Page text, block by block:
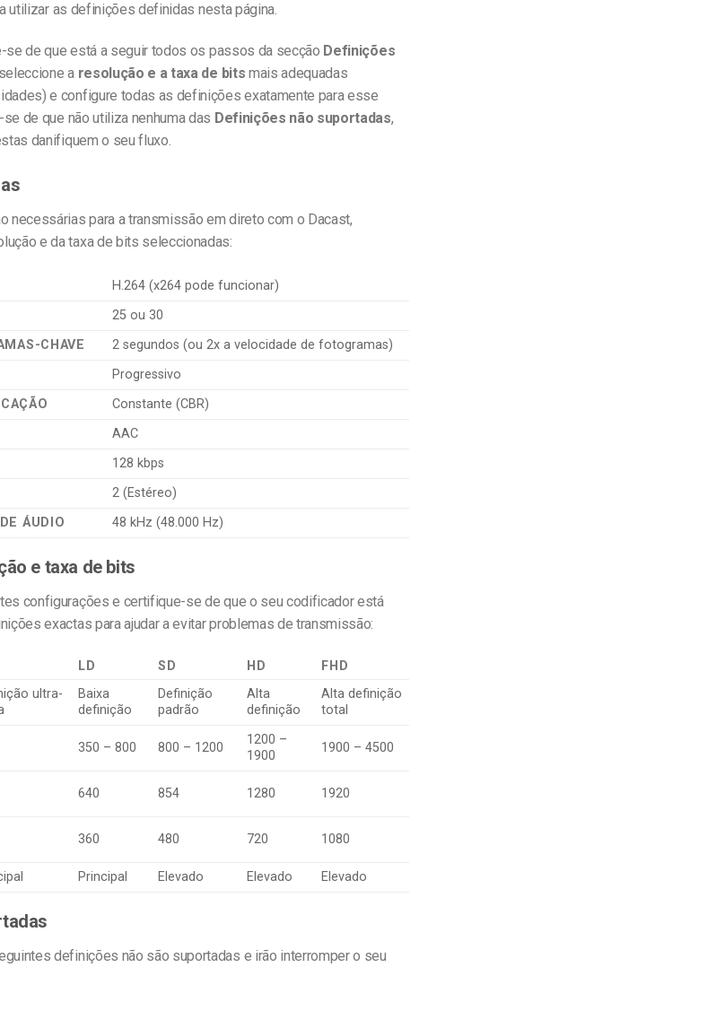
utilizar as definições definidas nesta página.
se de que está a seguir todos os passos da secção Definições
a resolução e a taxa de bits mais adequadas
e configure todas as definições exatamente para esse
de que não utiliza nenhuma das Definições não suportadas,
danifiquem o seu fluxo.
necessárias para a transmissão em direto com o Dacast,
e da taxa de bits seleccionadas:
H.264 (x264 pode funcionar)
25 ou 30
CHAVE
2 segundos (ou 2x a velocidade de fotogramas)
Progressivo
Constante (CBR)
AAC
128 kbps
2 (Estéreo)
ÁUDIO
48 kHz (48.000 Hz)
e taxa de bits
configurações e certifique-se de que o seu codificador está
exactas para ajudar a evitar problemas de transmissão:
LD SD HD FHD
ultra-
Baixa
definição
Definição
padrão
Alta
definição
Alta definição
total
350 – 800 800 – 1200
1200 –
1900
1900 – 4500
640 854 1280 1920
360 480 720 1080
Principal Elevado Elevado Elevado
definições não são suportadas e irão interromper o seu